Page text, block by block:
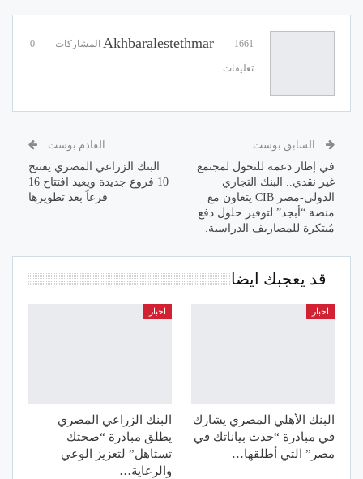
Akhbaralestethmar 1661 المشاركات 0
تعليقات
السابق بوست
في إطار دعمه للتحول لمجتمع
غير نقدي.. البنك التجاري
الدولي-مصر CIB يتعاون مع
منصة “أبجد” لتوفير حلول دفع
مُبتكرة للمصاريف الدراسية.
القادم بوست
البنك الزراعي المصري يفتتح
10 فروع جديدة ويعيد افتتاح 16
فرعاً بعد تطويرها
قد يعجبك ايضا
اخبار
البنك الأهلي المصري يشارك
في مبادرة “حدث بياناتك في
مصر” التي أطلقها…
اخبار
البنك الزراعي المصري
يطلق مبادرة “صحتك
تستاهل” لتعزيز الوعي
والرعاية…